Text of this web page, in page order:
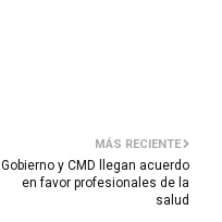
MÁS RECIENTE
Gobierno y CMD llegan acuerdo
en favor profesionales de la
salud